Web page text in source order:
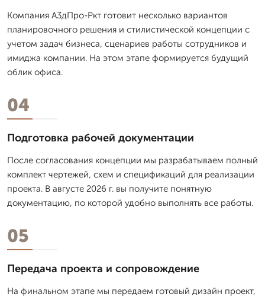
Компания А3дПро-Ркт готовит несколько вариантов
планировочного решения и стилистической концепции с
учетом задач бизнеса, сценариев работы сотрудников и
имиджа компании. На этом этапе формируется будущий
облик офиса.
04
Подготовка рабочей документации
После согласования концепции мы разрабатываем полный
комплект чертежей, схем и спецификаций для реализации
проекта. В августе 2026 г. вы получите понятную
документацию, по которой удобно выполнять все работы.
05
Передача проекта и сопровождение
На финальном этапе мы передаем готовый дизайн проект,